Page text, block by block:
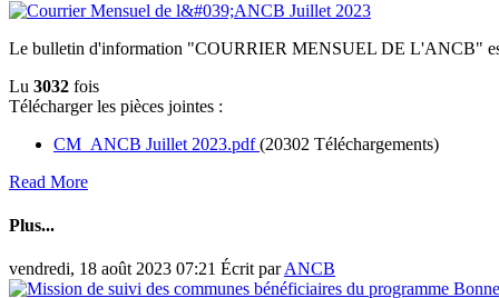
Le bulletin d'information "COURRIER MENSUEL DE L'ANCB" est
Lu 3032 fois
Télécharger les pièces jointes :
CM_ANCB Juillet 2023.pdf(20302 Téléchargements)
Read More
Plus...
vendredi, 18 août 2023 07:21 Écrit parANCB